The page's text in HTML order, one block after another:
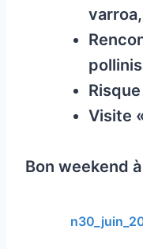
varroa,
Visite
Bon weekend